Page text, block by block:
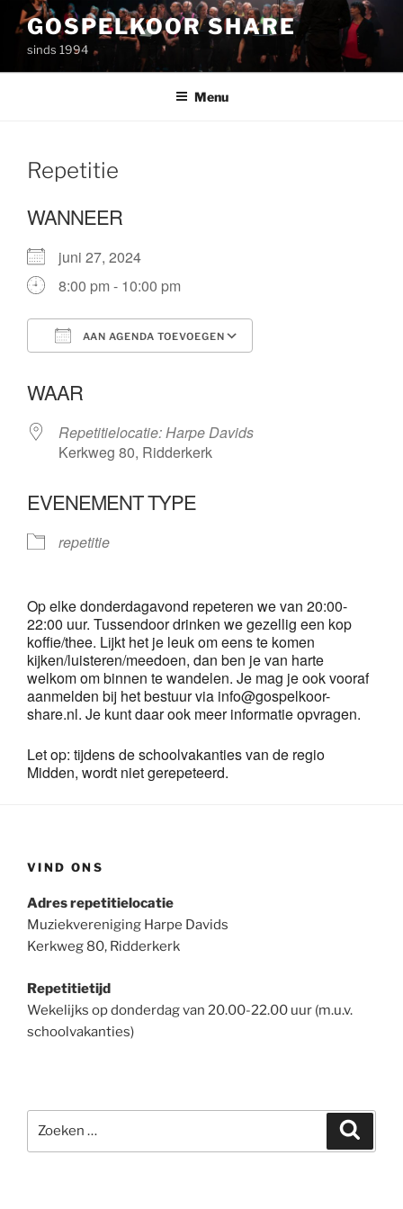
naar
inhoud
GOSPELKOOR SHARE
sinds 1994
Menu
Repetitie
WANNEER
juni 27, 2024
8:00 pm - 10:00 pm
AAN AGENDA TOEVOEGEN
WAAR
Repetitielocatie: Harpe Davids
Kerkweg 80, Ridderkerk
EVENEMENT TYPE
repetitie
Op elke donderdagavond repeteren we van 20:00-
22:00 uur. Tussendoor drinken we gezellig een kop
koffie/thee. Lijkt het je leuk om eens te komen
kijken/luisteren/meedoen, dan ben je van harte
welkom om binnen te wandelen. Je mag je ook vooraf
aanmelden bij het bestuur via info@gospelkoor-
share.nl. Je kunt daar ook meer informatie opvragen.
Let op: tijdens de schoolvakanties van de regio
Midden, wordt niet gerepeteerd.
VIND ONS
Adres repetitielocatie
Muziekvereniging Harpe Davids
Kerkweg 80, Ridderkerk
Repetitietijd
Wekelijks op donderdag van 20.00-22.00 uur (m.u.v.
schoolvakanties)
naar: